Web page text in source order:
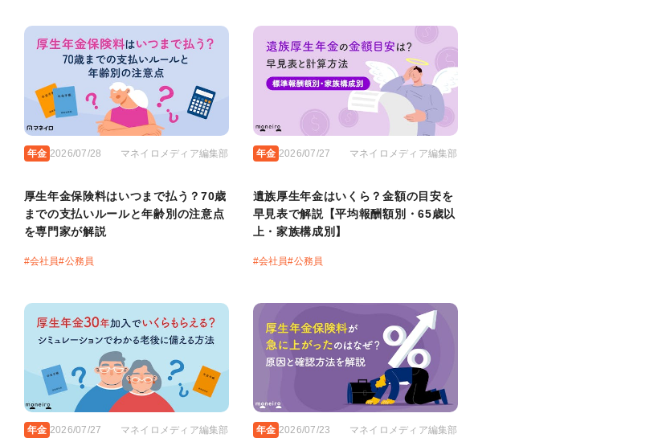
年金 2026/07/28 マネイロメディア編集部
厚生年金保険料はいつまで払う？70歳
までの支払いルールと年齢別の注意点
を専門家が解説
#会社員#公務員
年金 2026/07/27 マネイロメディア編集部
遺族厚生年金はいくら？金額の目安を
早見表で解説【平均報酬額別・65歳以
上・家族構成別】
#会社員#公務員
年金 2026/07/27 マネイロメディア編集部 年金 2026/07/23 マネイロメディア編集部